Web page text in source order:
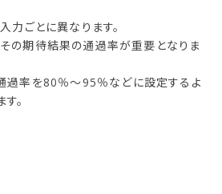
力ごとに異なります。
の期待結果の通過率が重要となりま
過率を80％～95％などに設定するよ
。